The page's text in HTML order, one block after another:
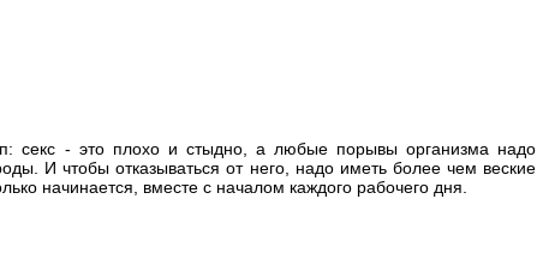
секс - это плохо и стыдно, а любые порывы организма надо
И чтобы отказываться от него, надо иметь более чем веские
начинается, вместе с началом каждого рабочего дня.